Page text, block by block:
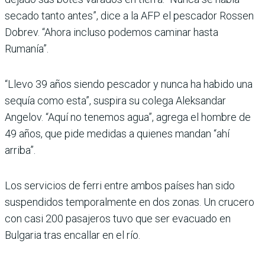
secado tanto antes”, dice a la AFP el pescador Rossen
Dobrev. “Ahora incluso podemos caminar hasta
Rumanía”.
“Llevo 39 años siendo pescador y nunca ha habido una
sequía como esta”, suspira su colega Aleksandar
Angelov. “Aquí no tenemos agua”, agrega el hombre de
49 años, que pide medidas a quienes mandan “ahí
arriba”.
Los servicios de ferri entre ambos países han sido
suspendidos temporalmente en dos zonas. Un crucero
con casi 200 pasajeros tuvo que ser evacuado en
Bulgaria tras encallar en el río.